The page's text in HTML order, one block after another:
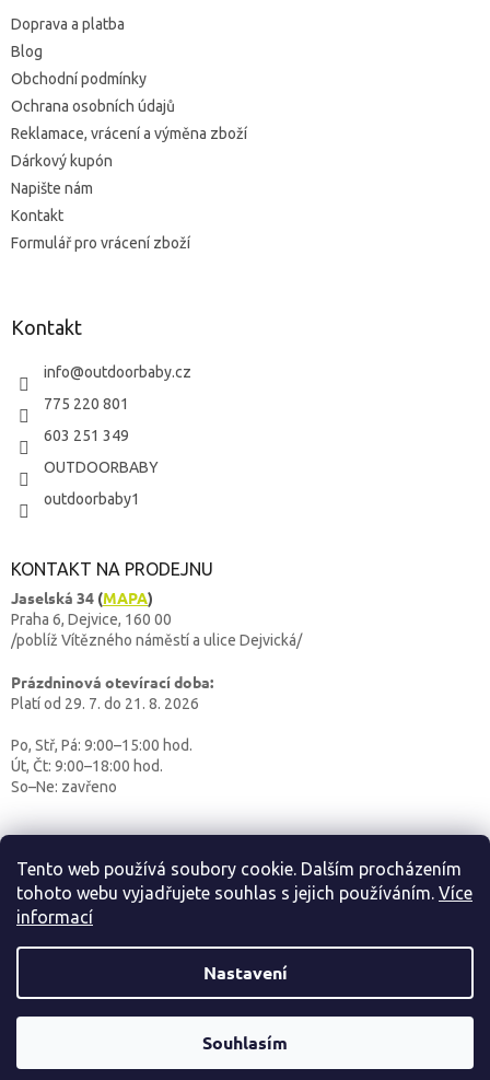
Tento web používá soubory cookie. Dalším procházením
tohoto webu vyjadřujete souhlas s jejich používáním. Více
informací
Nastavení
Souhlasím
Doprava a platba
Blog
Obchodní podmínky
Ochrana osobních údajů
Reklamace, vrácení a výměna zboží
Dárkový kupón
Napište nám
Kontakt
Formulář pro vrácení zboží
Kontakt
info@outdoorbaby.cz
775 220 801
603 251 349
OUTDOORBABY
outdoorbaby1
KONTAKT NA PRODEJNU
Jaselská 34 (MAPA)
Praha 6, Dejvice, 160 00
/poblíž Vítězného náměstí a ulice Dejvická/
Prázdninová otevírací doba:
Platí od 29. 7. do 21. 8. 2026
Po, Stř, Pá: 9:00–15:00 hod.
Út, Čt: 9:00–18:00 hod.
So–Ne: zavřeno
Copyright 2026OUTDOORBABY. Všechna práva vyhrazena.
Získejte slevu 10 %